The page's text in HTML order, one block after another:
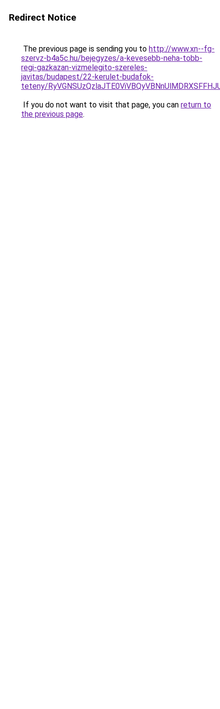
Redirect Notice
The previous page is sending you to http://www.xn--fg-
szervz-b4a5c.hu/bejegyzes/a-kevesebb-neha-tobb-
regi-gazkazan-vizmelegito-szereles-
javitas/budapest/22-kerulet-budafok-
teteny/
If you do not want to visit that page, you can return to
the previous page.